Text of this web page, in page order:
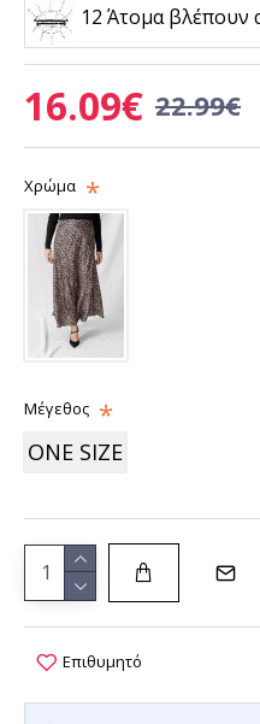
12 Άτομα βλέπουν
16.09€ 22.99€
Χρώμα
Μέγεθος
ONE SIZE
Επιθυμητό